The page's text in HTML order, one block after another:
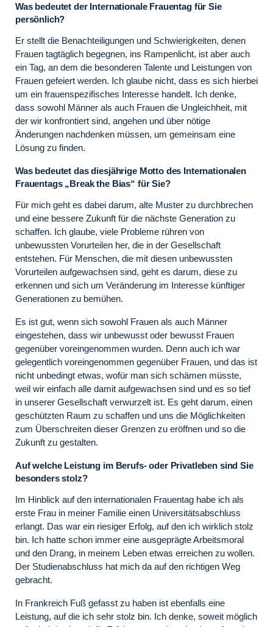
Was bedeutet der Internationale Frauentag für Sie
persönlich?
Er stellt die Benachteiligungen und Schwierigkeiten, denen
Frauen tagtäglich begegnen, ins Rampenlicht, ist aber auch
ein Tag, an dem die besonderen Talente und Leistungen von
Frauen gefeiert werden. Ich glaube nicht, dass es sich hierbei
um ein frauenspezifisches Interesse handelt. Ich denke,
dass sowohl Männer als auch Frauen die Ungleichheit, mit
der wir konfrontiert sind, angehen und über nötige
Änderungen nachdenken müssen, um gemeinsam eine
Lösung zu finden.
Was bedeutet das diesjährige Motto des Internationalen
Frauentags „Break the Bias“ für Sie?
Für mich geht es dabei darum, alte Muster zu durchbrechen
und eine bessere Zukunft für die nächste Generation zu
schaffen. Ich glaube, viele Probleme rühren von
unbewussten Vorurteilen her, die in der Gesellschaft
entstehen. Für Menschen, die mit diesen unbewussten
Vorurteilen aufgewachsen sind, geht es darum, diese zu
erkennen und sich um Veränderung im Interesse künftiger
Generationen zu bemühen.
Es ist gut, wenn sich sowohl Frauen als auch Männer
eingestehen, dass wir unbewusst oder bewusst Frauen
gegenüber voreingenommen wurden. Denn auch ich war
gelegentlich voreingenommen gegenüber Frauen, und das ist
nicht unbedingt etwas, wofür man sich schämen müsste,
weil wir einfach alle damit aufgewachsen sind und es so tief
in unserer Gesellschaft verwurzelt ist. Es geht darum, einen
geschützten Raum zu schaffen und uns die Möglichkeiten
zum Überschreiten dieser Grenzen zu eröffnen und so die
Zukunft zu gestalten.
Auf welche Leistung im Berufs- oder Privatleben sind Sie
besonders stolz?
Im Hinblick auf den internationalen Frauentag habe ich als
erste Frau in meiner Familie einen Universitätsabschluss
erlangt. Das war ein riesiger Erfolg, auf den ich wirklich stolz
bin. Ich hatte schon immer eine ausgeprägte Arbeitsmoral
und den Drang, in meinem Leben etwas erreichen zu wollen.
Der Studienabschluss hat mich da auf den richtigen Weg
gebracht.
In Frankreich Fuß gefasst zu haben ist ebenfalls eine
Leistung, auf die ich sehr stolz bin. Ich denke, soweit möglich